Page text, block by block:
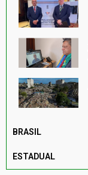
BRASIL
ESTADUAL